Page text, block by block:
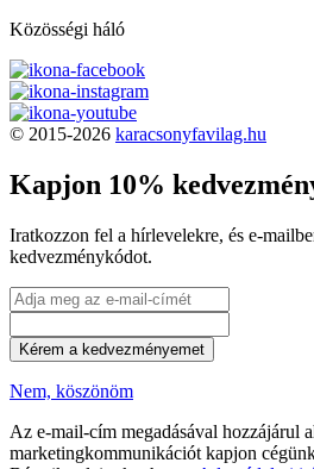
Közösségi háló
© 2015-2026 karacsonyfavilag.hu
Kapjon 10%
Iratkozzon fel a hírlevelekre, és e-
kedvezménykódot.
Kérem a kedvezményemet
Nem, köszönöm
Az e-mail-cím megadásával hozzájárul
marketingkommunikációt kapjon